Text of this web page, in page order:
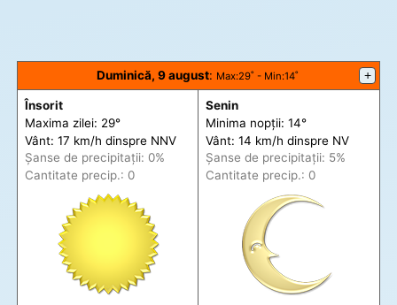
Duminică, 9 august: Max:29˚ - Min:14˚ +
Însorit
Maxima zilei: 29°
Vânt: 17 km/h dinspre NNV
Șanse de precipitații: 0%
Cantitate precip.: 0
Senin
Minima nopții: 14°
Vânt: 14 km/h dinspre NV
Șanse de precipitații: 5%
Cantitate precip.: 0